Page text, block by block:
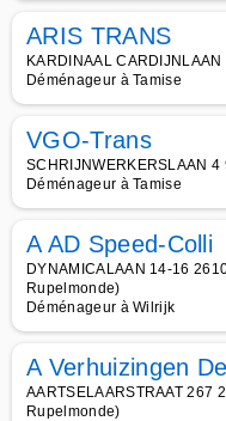
ARIS TRANS
KARDINAAL
Déménageur à Tamise
VGO-Trans
SCHRIJNWERKERSLAAN
Déménageur à Tamise
A AD Speed-Colli
DYNAMICALAAN 14-16
Rupelmonde)
Déménageur à Wilrijk
A Verhuizingen
AARTSELAARSTRAAT 267
Rupelmonde)